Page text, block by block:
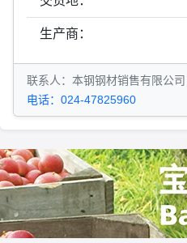
生产商：
联系人：本钢钢材销售有限公司
电话：024-47825960